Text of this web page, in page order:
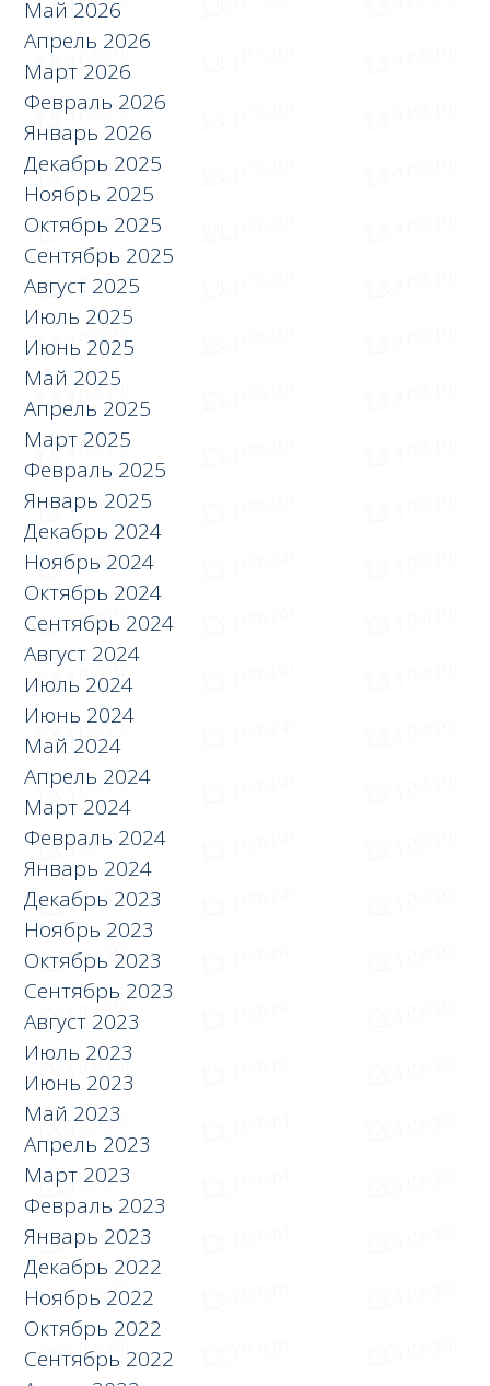
Май 2026
Апрель 2026
Март 2026
Февраль 2026
Январь 2026
Декабрь 2025
Ноябрь 2025
Октябрь 2025
Сентябрь 2025
Август 2025
Июль 2025
Июнь 2025
Май 2025
Апрель 2025
Март 2025
Февраль 2025
Январь 2025
Декабрь 2024
Ноябрь 2024
Октябрь 2024
Сентябрь 2024
Август 2024
Июль 2024
Июнь 2024
Май 2024
Апрель 2024
Март 2024
Февраль 2024
Январь 2024
Декабрь 2023
Ноябрь 2023
Октябрь 2023
Сентябрь 2023
Август 2023
Июль 2023
Июнь 2023
Май 2023
Апрель 2023
Март 2023
Февраль 2023
Январь 2023
Декабрь 2022
Ноябрь 2022
Октябрь 2022
Сентябрь 2022